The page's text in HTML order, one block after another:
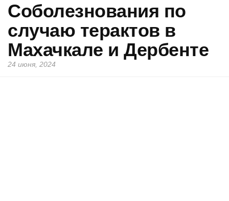
Соболезнования по
случаю терактов в
Махачкале и Дербенте
24 июня, 2024